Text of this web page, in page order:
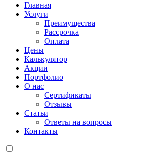
Главная
Услуги
Преимущества
Рассрочка
Оплата
Цены
Калькулятор
Акции
Портфолио
О нас
Сертификаты
Отзывы
Статьи
Ответы на вопросы
Контакты